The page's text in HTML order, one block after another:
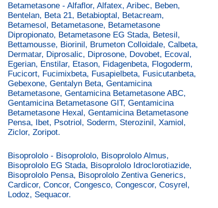
Betametasone - Alfaflor, Alfatex, Aribec, Beben,
Bentelan, Beta 21, Betabioptal, Betacream,
Betamesol, Betametasone, Betametasone
Dipropionato, Betametasone EG Stada, Betesil,
Bettamousse, Biorinil, Brumeton Colloidale, Calbeta,
Dermatar, Diprosalic, Diprosone, Dovobet, Ecoval,
Egerian, Enstilar, Etason, Fidagenbeta, Flogoderm,
Fucicort, Fucimixbeta, Fusapielbeta, Fusicutanbeta,
Gebexone, Gentalyn Beta, Gentamicina
Betametasone, Gentamicina Betametasone ABC,
Gentamicina Betametasone GIT, Gentamicina
Betametasone Hexal, Gentamicina Betametasone
Pensa, Ibet, Psotriol, Soderm, Sterozinil, Xamiol,
Ziclor, Zoripot.
Bisoprololo - Bisoprololo, Bisoprololo Almus,
Bisoprololo EG Stada, Bisoprololo Idroclorotiazide,
Bisoprololo Pensa, Bisoprololo Zentiva Generics,
Cardicor, Concor, Congesco, Congescor, Cosyrel,
Lodoz, Sequacor.